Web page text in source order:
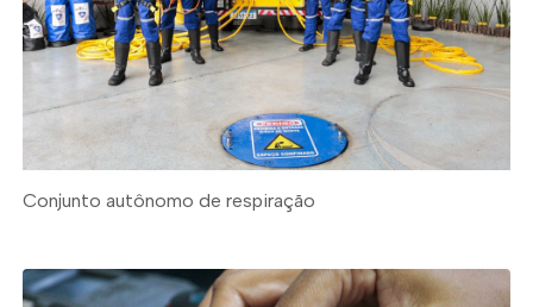
Conjunto autônomo de respiração